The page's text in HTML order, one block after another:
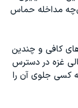
مداخله حماس
کافی و چندین
غزه در دسترس
کسی جلوی آن را